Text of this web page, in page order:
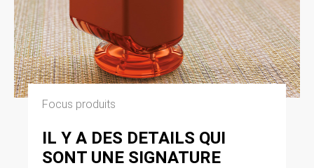
Focus produits
IL Y A DES DETAILS QUI
SONT UNE SIGNATURE